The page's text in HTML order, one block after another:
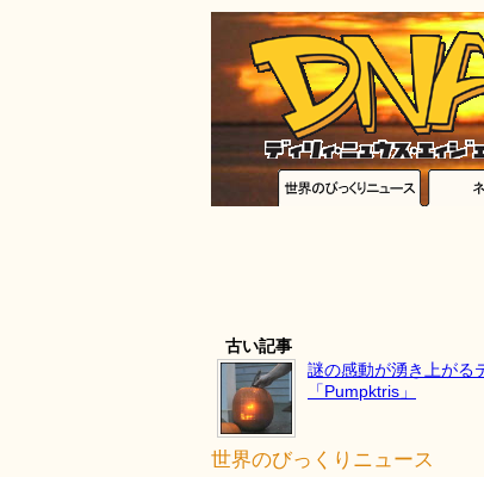
古い記事
謎の感動が湧き上がる
「Pumpktris」
世界のびっくりニュース